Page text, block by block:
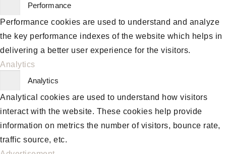
Performance
Performance cookies are used to understand and analyze
the key performance indexes of the website which helps in
delivering a better user experience for the visitors.
Analytics
Analytics
Analytical cookies are used to understand how visitors
interact with the website. These cookies help provide
information on metrics the number of visitors, bounce rate,
traffic source, etc.